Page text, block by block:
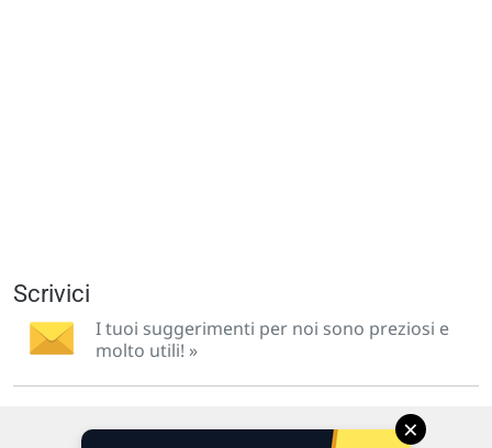
Scrivici
I tuoi suggerimenti per noi sono preziosi e
molto utili! »
×